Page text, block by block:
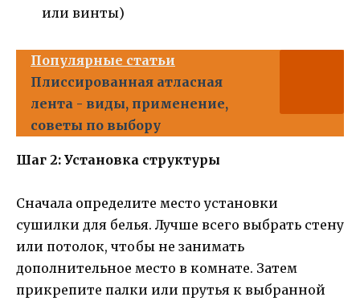
или винты)
Популярные статьи
Плиссированная атласная
лента - виды, применение,
советы по выбору
Шаг 2: Установка структуры
Сначала определите место установки
сушилки для белья. Лучше всего выбрать стену
или потолок, чтобы не занимать
дополнительное место в комнате. Затем
прикрепите палки или прутья к выбранной